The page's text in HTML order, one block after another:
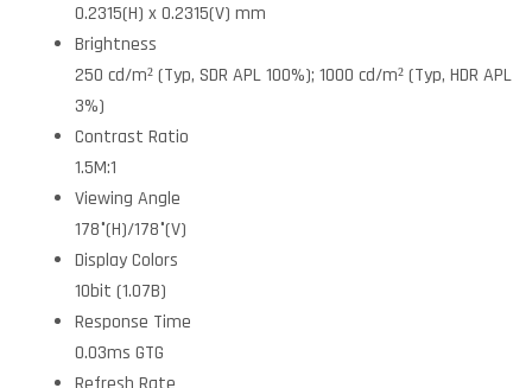
0.2315(H) x 0.2315(V) mm
Brightness
250 cd/m² (Typ, SDR APL 100%); 1000 cd/m² (Typ, HDR APL
3%)
Contrast Ratio
1.5M:1
Viewing Angle
178°(H)/178°(V)
Display Colors
10bit (1.07B)
Response Time
0.03ms GTG